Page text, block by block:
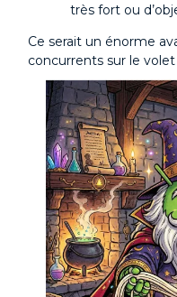
très fort ou
Ce serait un énorme
concurrents sur le